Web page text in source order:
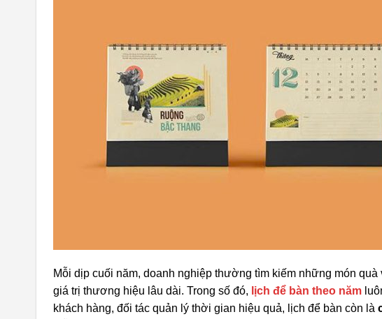
Mỗi dịp cuối năm, doanh nghiệp thường tìm kiếm những món
giá trị thương hiệu lâu dài. Trong số đó, lịch để bàn theo năm
khách hàng, đối tác quản lý thời gian hiệu quả, lịch để bàn còn là